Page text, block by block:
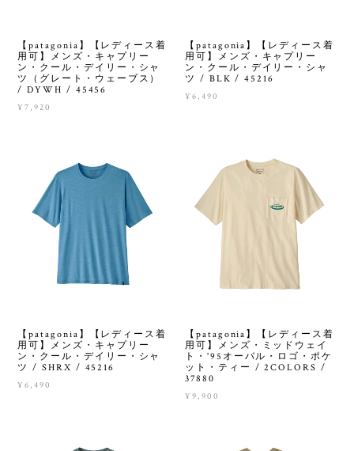
【patagonia】【レディース着
用可】メンズ・キャプリー
ン・クール・デイリー・シャ
ツ（グレート・ウェーブス）
/ DYWH / 45456
¥7,920
【patagonia】【レディース着
用可】メンズ・キャプリー
ン・クール・デイリー・シャ
ツ / BLK / 45216
¥6,490
【patagonia】【レディース着
用可】メンズ・キャプリー
ン・クール・デイリー・シャ
ツ / SHRX / 45216
¥6,490
【patagonia】【レディース着
用可】メンズ・ミッドウェイ
ト・'95オーバル・ロゴ・ポケ
ット・ティー / 2COLORS /
37880
¥9,900